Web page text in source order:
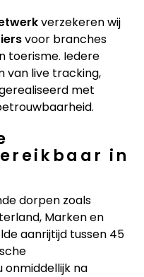
verzekeren wij
voor branches
toerisme. Iedere
van live tracking,
met
in
dorpen zoals
Marken en
aanrijtijd tussen 45
na